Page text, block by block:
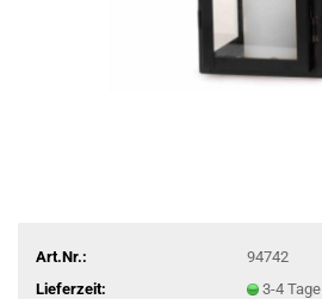
Art.Nr.:
94742
Lieferzeit:
3-4 Tage